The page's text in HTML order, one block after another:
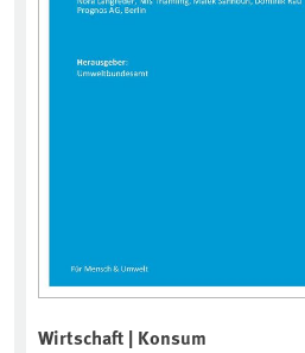
Wirtschaft | Konsum